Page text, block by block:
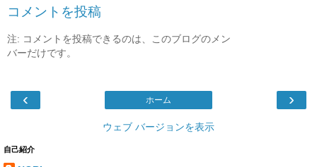
コメントを投稿
注: コメントを投稿できるのは、このブログのメン
バーだけです。
‹ ›
ホーム
ウェブ バージョンを表示
自己紹介